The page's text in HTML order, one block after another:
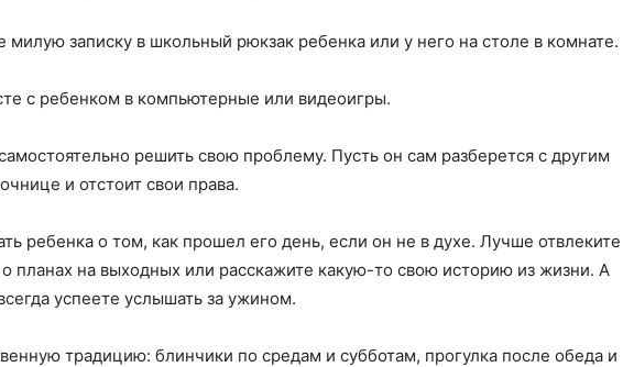
милую записку в школьный рюкзак ребенка или у него на столе в комнате.
с ребенком в компьютерные или видеоигры.
решить свою проблему. Пусть он сам разберется с другим
и отстоит свои права.
ребенка о том, как прошел его день, если он не в духе. Лучше отвлеките
о планах на выходных или расскажите какую-то свою историю из жизни. А
успеете услышать за ужином.
традицию: блинчики по средам и субботам, прогулка после обеда и